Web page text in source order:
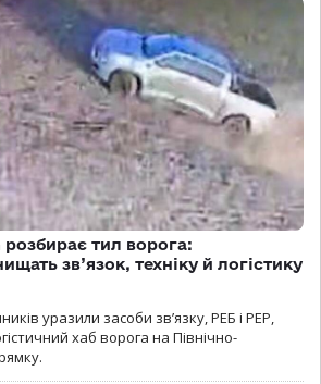
тил ворога:
зв’язок, техніку й логістику
уразили засоби зв’язку, РЕБ і РЕР,
хаб ворога на Північно-